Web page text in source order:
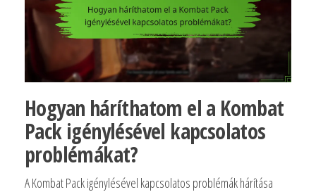
Hogyan háríthatom el a Kombat
Pack igénylésével kapcsolatos
problémákat?
A Kombat Pack igénylésével kapcsolatos problémák hárítása